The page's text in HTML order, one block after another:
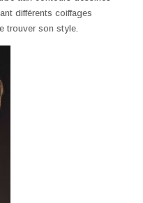
différents coiffages
trouver son style.